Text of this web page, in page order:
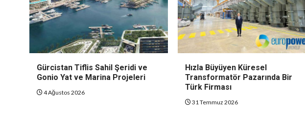
Gürcistan Tiflis Sahil Şeridi ve
Gonio Yat ve Marina Projeleri
4 Ağustos 2026
Hızla Büyüyen Küresel
Transformatör Pazarında Bir
Türk Firması
31 Temmuz 2026